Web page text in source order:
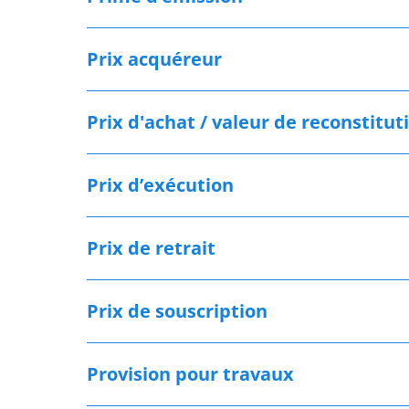
Prix acquéreur
Prix d'achat / valeur de
Prix d’exécution
Prix de retrait
Prix de souscription
Provision pour travaux